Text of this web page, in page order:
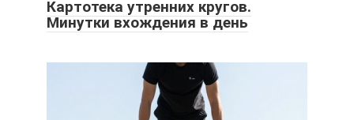
Картотека утренних кругов.
Минутки вхождения в день